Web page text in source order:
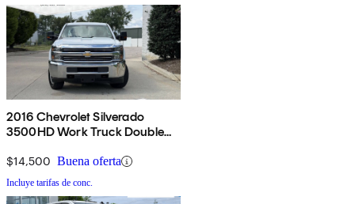
2016 Chevrolet Silverado
3500HD Work Truck Double
$14,500 Buena oferta
Incluye tarifas de conc.